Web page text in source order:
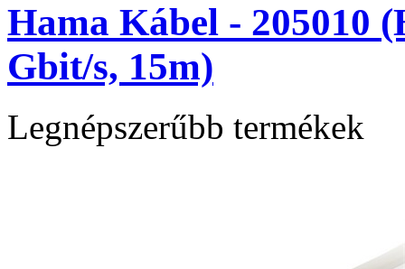
Hama Kábel - 205010
Gbit/s, 15m)
Legnépszerűbb termékek